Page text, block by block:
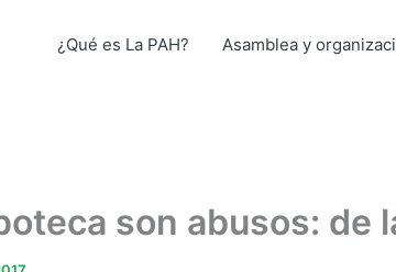
¿Qué es La PAH? Asamblea y
son abusos: de